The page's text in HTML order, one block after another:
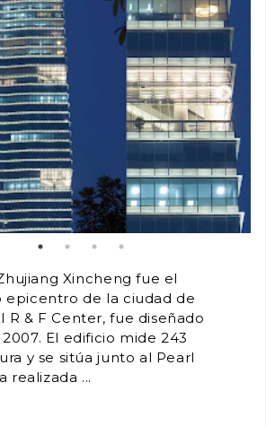
Xincheng fue el
epicentro de la ciudad de
R & F Center, fue diseñado
El edificio mide 243
y se sitúa junto al Pearl
realizada